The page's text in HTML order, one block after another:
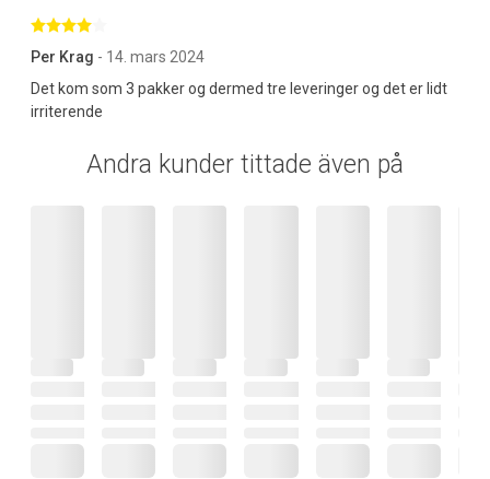
Per Krag - 14. mars 2024
Det kom som 3 pakker og dermed tre leveringer og det er lidt
irriterende
Andra kunder tittade även på